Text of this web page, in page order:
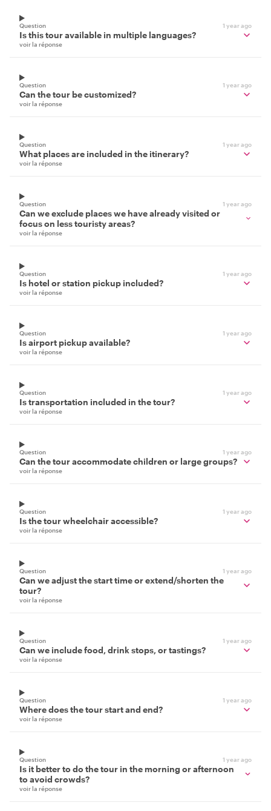
Question 1 year ago
Is this tour available in multiple languages?
voir la réponse
Question 1 year ago
Can the tour be customized?
voir la réponse
Question 1 year ago
What places are included in the itinerary?
voir la réponse
Question 1 year ago
Can we exclude places we have already visited or
focus on less touristy areas?
voir la réponse
Question 1 year ago
Is hotel or station pickup included?
voir la réponse
Question 1 year ago
Is airport pickup available?
voir la réponse
Question 1 year ago
Is transportation included in the tour?
voir la réponse
Question 1 year ago
Can the tour accommodate children or large groups?
voir la réponse
Question 1 year ago
Is the tour wheelchair accessible?
voir la réponse
Question 1 year ago
Can we adjust the start time or extend/shorten the
tour?
voir la réponse
Question 1 year ago
Can we include food, drink stops, or tastings?
voir la réponse
Question 1 year ago
Where does the tour start and end?
voir la réponse
Question 1 year ago
Is it better to do the tour in the morning or afternoon
to avoid crowds?
voir la réponse